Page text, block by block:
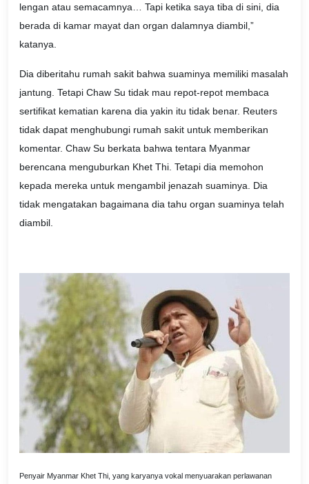
lengan atau semacamnya… Tapi ketika saya tiba di sini, dia
berada di kamar mayat dan organ dalamnya diambil,”
katanya.
Dia diberitahu rumah sakit bahwa suaminya memiliki masalah
jantung. Tetapi Chaw Su tidak mau repot-repot membaca
sertifikat kematian karena dia yakin itu tidak benar. Reuters
tidak dapat menghubungi rumah sakit untuk memberikan
komentar. Chaw Su berkata bahwa tentara Myanmar
berencana menguburkan Khet Thi. Tetapi dia memohon
kepada mereka untuk mengambil jenazah suaminya. Dia
tidak mengatakan bagaimana dia tahu organ suaminya telah
diambil.
Penyair Myanmar Khet Thi, yang karyanya vokal menyuarakan perlawanan